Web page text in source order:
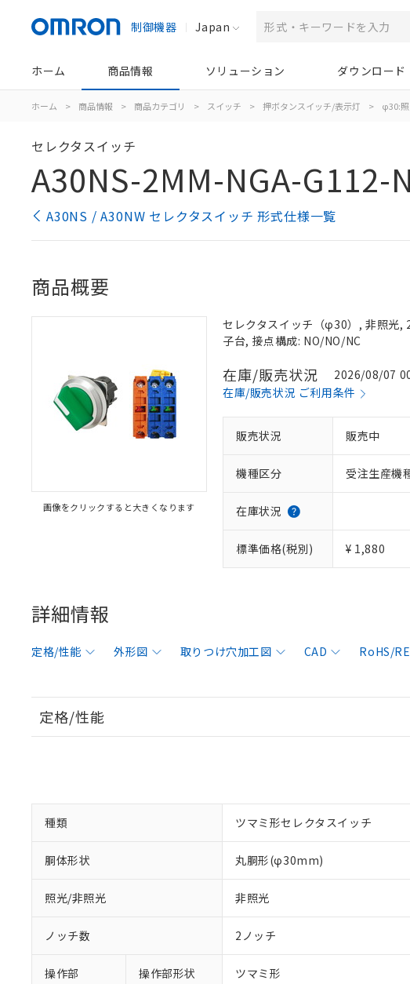
制御機器 Japan
ホーム 商品情報 ソリューション ダウンロード
ホーム > 商品情報 > 商品カテゴリ > スイッチ > 押ボタンスイッチ/表示灯 > φ30:
セレクタスイッチ
A30NS-2MM-NGA-G112-
A30NS / A30NW セレクタスイッチ 形式仕様一覧
商品概要
画像をクリックすると大きくなります
セレクタスイッチ（φ30）, 非照光,
子台, 接点構成: NO/NO/NC
在庫/販売状況
2026/08/07
在庫/販売状況 ご利用条件
販売状況 販売中
機種区分 受注生産機
在庫状況
標準価格(税別) ¥ 1,880
詳細情報
定格/性能 外形図 取りつけ穴加工図 CAD RoHS/
定格/性能
種類 ツマミ形セレクタスイッチ
胴体形状 丸胴形(φ30mm)
照光/非照光 非照光
ノッチ数 2ノッチ
操作部 操作部形状 ツマミ形